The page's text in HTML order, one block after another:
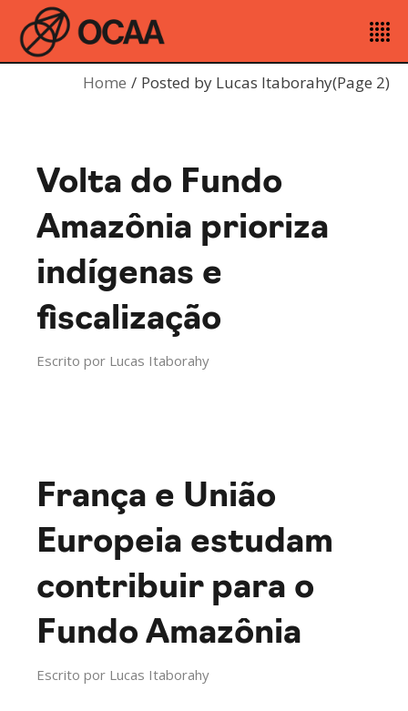
Home Posted by Lucas Itaborahy(Page 2)
Volta do Fundo
Amazônia prioriza
indígenas e
fiscalização
Escrito por Lucas Itaborahy
França e União
Europeia estudam
contribuir para o
Fundo Amazônia
Escrito por Lucas Itaborahy